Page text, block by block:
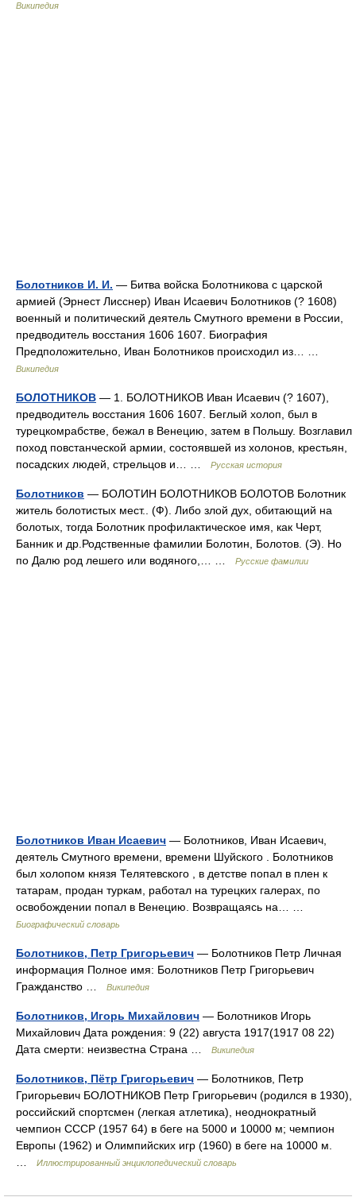
Википедия
Болотников И. И. — Битва войска Болотникова с царской
армией (Эрнест Лисснер) Иван Исаевич Болотников (? 1608)
военный и политический деятель Смутного времени в России,
предводитель восстания 1606 1607. Биография
Предположительно, Иван Болотников происходил из… …
Википедия
БОЛОТНИКОВ — 1. БОЛОТНИКОВ Иван Исаевич (? 1607),
предводитель восстания 1606 1607. Беглый холоп, был в
турецкомрабстве, бежал в Венецию, затем в Польшу. Возглавил
поход повстанческой армии, состоявшей из холонов, крестьян,
посадских людей, стрельцов и… …
Русская история
Болотников — БОЛОТИН БОЛОТНИКОВ БОЛОТОВ Болотник
житель болотистых мест.. (Ф). Либо злой дух, обитающий на
болотых, тогда Болотник профилактическое имя, как Черт,
Банник и др.Родственные фамилии Болотин, Болотов. (Э). Но
по Далю род лешего или водяного,… …
Русские фамилии
Болотников Иван Исаевич — Болотников, Иван Исаевич,
деятель Смутного времени, времени Шуйского . Болотников
был холопом князя Телятевского , в детстве попал в плен к
татарам, продан туркам, работал на турецких галерах, по
освобождении попал в Венецию. Возвращаясь на… …
Биографический словарь
Болотников, Петр Григорьевич — Болотников Петр Личная
информация Полное имя: Болотников Петр Григорьевич
Гражданство …
Википедия
Болотников, Игорь Михайлович — Болотников Игорь
Михайлович Дата рождения: 9 (22) августа 1917(1917 08 22)
Дата смерти: неизвестна Страна …
Википедия
Болотников, Пётр Григорьевич — Болотников, Петр
Григорьевич БОЛОТНИКОВ Петр Григорьевич (родился в 1930),
российский спортсмен (легкая атлетика), неоднократный
чемпион СССР (1957 64) в беге на 5000 и 10000 м; чемпион
Европы (1962) и Олимпийских игр (1960) в беге на 10000 м.
Иллюстрированный энциклопедический словарь